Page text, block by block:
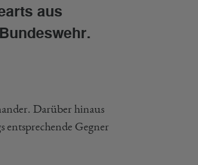
aus
Darüber hinaus
entsprechende Gegner